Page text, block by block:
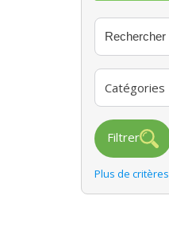
Catégories
Filtrer
Plus de critères